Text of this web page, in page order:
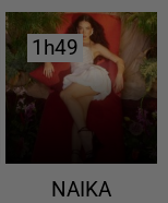
1h49
1h49
NAIKA